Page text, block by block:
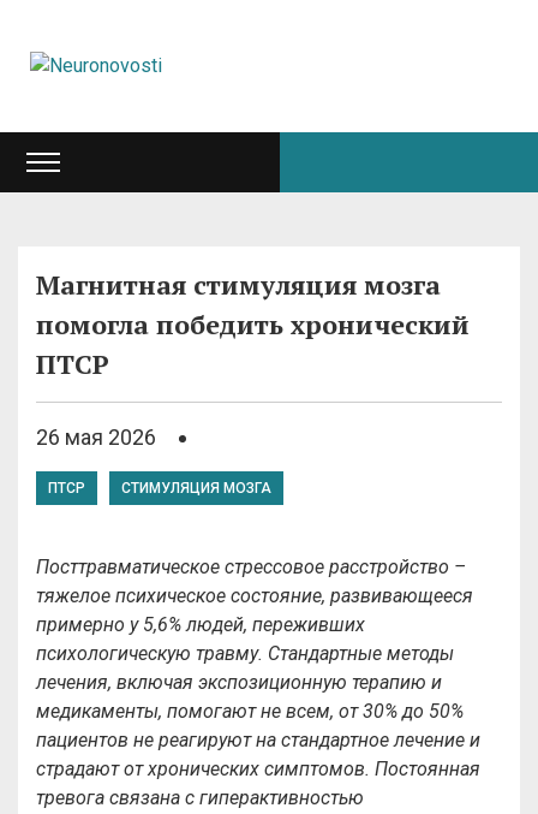
Магнитная стимуляция мозга
помогла победить хронический
ПТСР
26 мая 2026
ПТСР СТИМУЛЯЦИЯ МОЗГА
Посттравматическое стрессовое расстройство –
тяжелое психическое состояние, развивающееся
примерно у 5,6% людей, переживших
психологическую травму. Стандартные методы
лечения, включая экспозиционную терапию и
медикаменты, помогают не всем, от 30% до 50%
пациентов не реагируют на стандартное лечение и
страдают от хронических симптомов. Постоянная
тревога связана с гиперактивностью